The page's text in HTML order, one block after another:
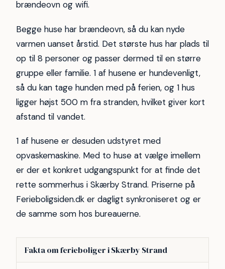
brændeovn og wifi.
Begge huse har brændeovn, så du kan nyde
varmen uanset årstid. Det største hus har plads til
op til 8 personer og passer dermed til en større
gruppe eller familie. 1 af husene er hundevenligt,
så du kan tage hunden med på ferien, og 1 hus
ligger højst 500 m fra stranden, hvilket giver kort
afstand til vandet.
1 af husene er desuden udstyret med
opvaskemaskine. Med to huse at vælge imellem
er der et konkret udgangspunkt for at finde det
rette sommerhus i Skærby Strand. Priserne på
Ferieboligsiden.dk er dagligt synkroniseret og er
de samme som hos bureauerne.
Fakta om ferieboliger i Skærby Strand